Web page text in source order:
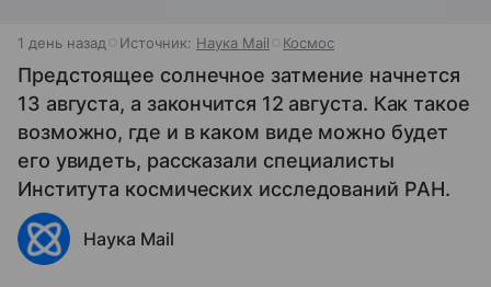
1 день назад Источник: Наука Mail Космос
Предстоящее солнечное затмение начнется
13 августа, а закончится 12 августа. Как такое
возможно, где и в каком виде можно будет
его увидеть, рассказали специалисты
Института космических исследований РАН.
Наука Mail